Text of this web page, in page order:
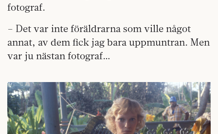
fotograf.
– Det var inte föräldrarna som ville något
annat, av dem fick jag bara uppmuntran. Men
var ju nästan fotograf…